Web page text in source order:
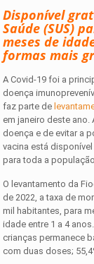
Disponível
Saúde (SUS)
meses de
formas mais
A Covid-19 foi a
doença
faz parte de
em janeiro deste ano.
doença e de evitar a
vacina está
para toda a
O levantamento da
de 2022, a taxa de
mil habitantes, para
idade entre 1 a 4
crianças permanece
com duas doses;